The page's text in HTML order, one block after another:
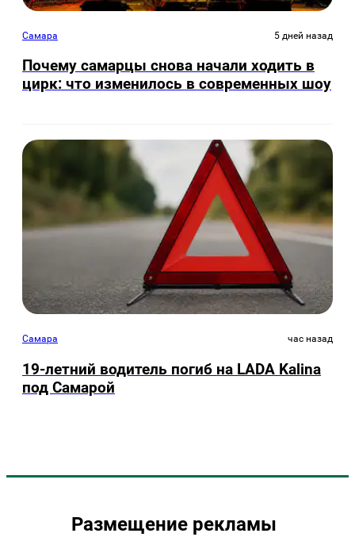
Самара 5 дней назад
Почему самарцы снова начали ходить в
цирк: что изменилось в современных шоу
Самара час назад
19-летний водитель погиб на LADA Kalina
под Самарой
Размещение рекламы